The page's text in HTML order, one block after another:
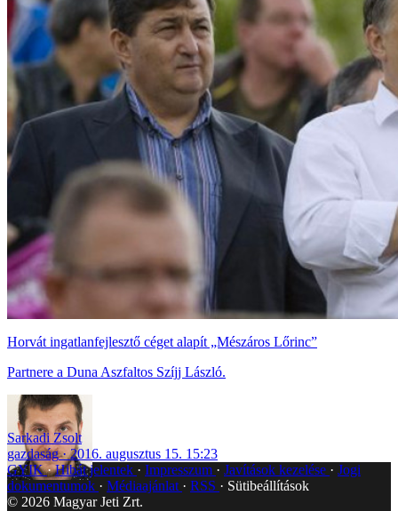
Horvát ingatlanfejlesztő céget alapít „Mészáros Lőrinc”
Partnere a Duna Aszfaltos Szíjj László.
Sarkadi Zsolt
gazdaság
2016. augusztus 15. 15:23
GYIK Hibát jelentek Impresszum Javítások kezelése
Jogi
dokumentumok
Médiaajánlat RSS
Sütibeállítások
© 2026 Magyar Jeti Zrt.